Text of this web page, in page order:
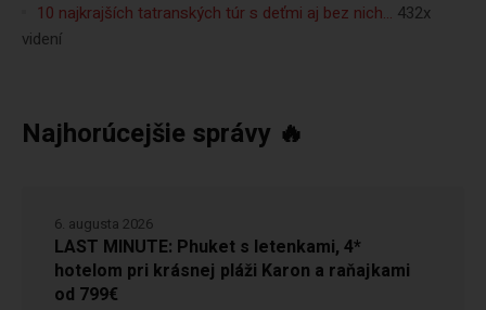
10 najkrajších tatranských túr s deťmi aj bez nich… 432x
videní
Najhorúcejšie správy 🔥
LAST MINUTE: Phuket s letenkami, 4*
hotelom pri krásnej pláži Karon a raňajkami
od 799€
6. augusta 2026